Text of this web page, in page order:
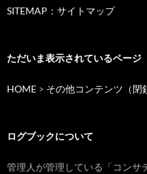
SITEMAP：サイトマップ
ただいま表示されているページ
HOME > その他コンテンツ（閉
ログブックについて
管理人が管理している「コンサ